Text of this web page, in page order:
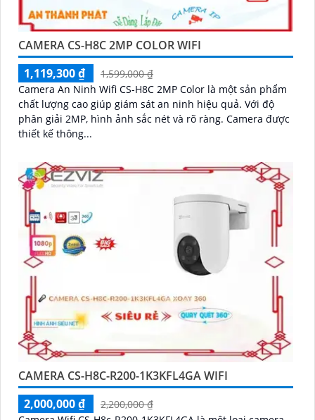
CAMERA CS-H8C 2MP COLOR WIFI
1,119,300 ₫
1,599,000 ₫
Camera An Ninh Wifi CS-H8C 2MP Color là một sản phẩm
chất lượng cao giúp giám sát an ninh hiệu quả. Với độ
phân giải 2MP, hình ảnh sắc nét và rõ ràng. Camera được
thiết kế thông...
CAMERA CS-H8C-R200-1K3KFL4GA WIFI
2,000,000 ₫
2,200,000 ₫